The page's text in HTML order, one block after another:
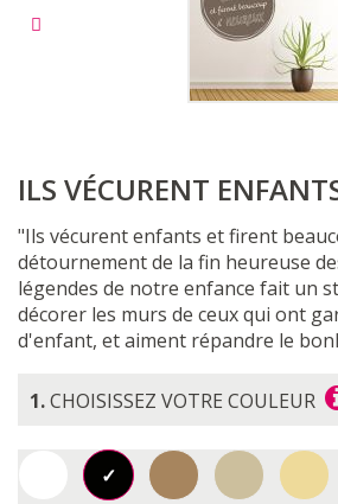
ILS VÉCURENT
"Ils vécurent enfants et firent
détournement de la fin heureuse
légendes de notre enfance fait un
décorer les murs de ceux qui ont
d'enfant, et aiment répandre le
1.CHOISISSEZ VOTRE COULEUR